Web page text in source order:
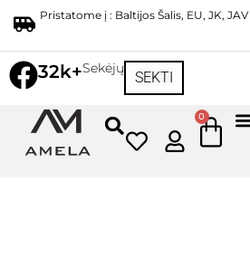
Pristatome į : Baltijos Šalis, EU, JK, JAV
32k+Sekėjų
SEKTI
0